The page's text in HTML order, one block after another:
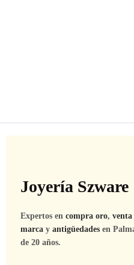
Joyería Szware
Expertos en compra oro,
marca y antigüedades en
de 20 años.